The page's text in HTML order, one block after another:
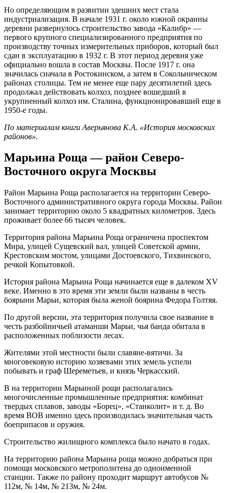
Но определяющим в развитии здешних мест стала
индустриализация. В начале 1931 г. около южной окраины
деревни развернулось строительство завода «Калибр» —
первого крупного специализированного предприятия по
производству точных измерительных приборов, который был
сдан в эксплуатацию в 1932 г. В этот период деревня уже
официально вошла в состав Москвы. После 1917 г. она
значилась сначала в Ростокинском, а затем в Сокольническом
районах столицы. Тем не менее еще пару десятилетий здесь
продолжал действовать колхоз, позднее вошедший в
укрупненный колхоз им. Сталина, функционировавший еще в
1950-е годы.
По материалам книги Аверьянова К.А. «История московских
районов».
Марьина Роща — район Северо-
Восточного округа Москвы
Район Марьина Роща располагается на территории Северо-
Восточного административного округа города Москвы. Район
занимает территорию около 5 квадратных километров. Здесь
проживает более 66 тысяч человек.
Территория района Марьина Роща ограничена проспектом
Мира, улицей Сущевский вал, улицей Советской армии,
Крестовским мостом, улицами Достоевского, Тихвинского,
речкой Копытовкой.
История района Марьина Роща начинается еще в далеком XV
веке. Именно в это время эти земли были названы в честь
боярыни Марьи, которая была женой боярина Федора Голтяя.
По другой версии, эта территория получила свое название в
честь разбойничьей атаманши Марьи, чья банда обитала в
расположенных поблизости лесах.
Жителями этой местности были славяне-вятичи. За
многовековую историю хозяевами этих земель успели
побывать и граф Шереметьев, и князь Черкасский.
В на территории Марьиной рощи располагались
многочисленные промышленные предприятия: комбинат
твердых сплавов, заводы «Борец», «Станколит» и т. д. Во
время ВОВ именно здесь производилась значительная часть
боеприпасов и оружия.
Строительство жилищного комплекса было начато в годах.
На территорию района Марьина роща можно добраться при
помощи московского метрополитена до одноименной
станции. Также по району проходит маршрут автобусов №
112м, № 14м, № 213м, № 24м.